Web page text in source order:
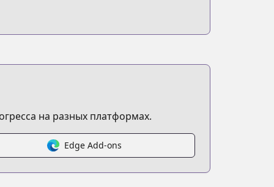
на разных платформах.
Edge Add-ons